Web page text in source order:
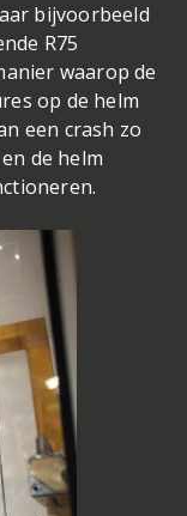
bijvoorbeeld
R75
waarop de
op de helm
een crash zo
de helm